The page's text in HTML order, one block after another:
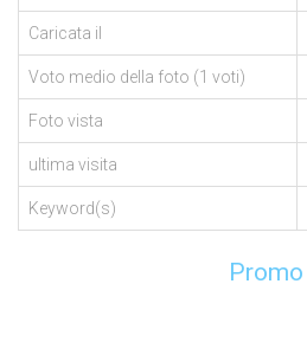
Caricata il
Voto medio della foto (1 voti)
Foto vista
ultima visita
Keyword(s)
Promo